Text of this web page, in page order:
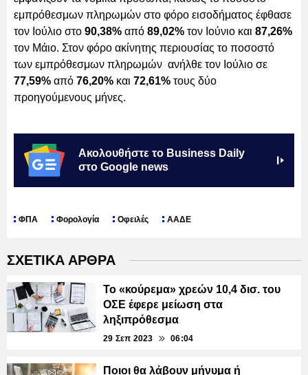
εμπρόθεσμων πληρωμών στο φόρο εισοδήματος έφθασε
τον Ιούλιο στο 90,38% από 89,02% τον Ιούνιο και 87,26%
τον Μάιο. Στον φόρο ακίνητης περιουσίας το ποσοστό
των εμπρόθεσμων πληρωμών ανήλθε τον Ιούλιο σε
77,59% από 76,20% και 72,61% τους δύο
προηγούμενους μήνες.
Ακολουθήστε το Business Daily
στο Google news
ΦΠΑ Φορολογία Οφειλές ΑΑΔΕ
ΣΧΕΤΙΚΑ ΑΡΘΡΑ
Το «κούρεμα» χρεών 10,4 δισ. του
ΟΣΕ έφερε μείωση στα
ληξιπρόθεσμα
29 Σεπ 2023 06:04
Ποιοι θα λάβουν μήνυμα ή